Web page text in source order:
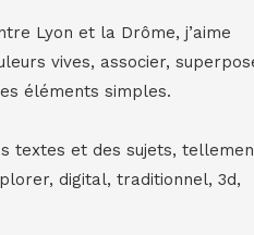
Lyon et la Drôme, j’aime
vives, associer,
éléments simples.
textes et des sujets,
digital, traditionnel, 3d,